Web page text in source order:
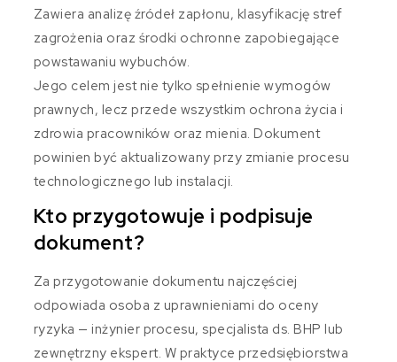
Zawiera analizę źródeł zapłonu, klasyfikację stref
zagrożenia oraz środki ochronne zapobiegające
powstawaniu wybuchów.
Jego celem jest nie tylko spełnienie wymogów
prawnych, lecz przede wszystkim ochrona życia i
zdrowia pracowników oraz mienia. Dokument
powinien być aktualizowany przy zmianie procesu
technologicznego lub instalacji.
Kto przygotowuje i podpisuje
dokument?
Za przygotowanie dokumentu najczęściej
odpowiada osoba z uprawnieniami do oceny
ryzyka — inżynier procesu, specjalista ds. BHP lub
zewnętrzny ekspert. W praktyce przedsiębiorstwa